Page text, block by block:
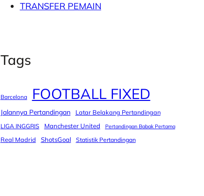
TRANSFER PEMAIN
Tags
Barcelona FOOTBALL FIXED
Jalannya Pertandingan Latar Belakang Pertandingan
LIGA INGGRIS Manchester United Pertandingan Babak Pertama
Real Madrid ShotsGoal Statistik Pertandingan